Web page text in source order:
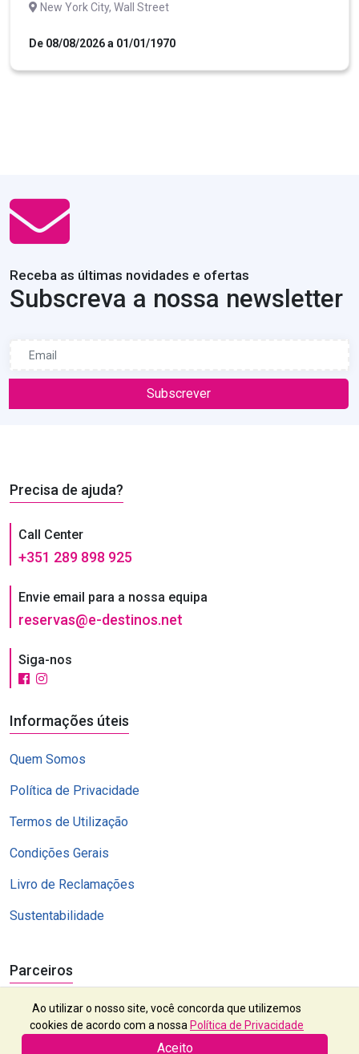
New York City, Wall Street
De 08/08/2026 a 01/01/1970
Receba as últimas novidades e ofertas
Subscreva a nossa newsletter
Subscrever
Precisa de ajuda?
Call Center
+351 289 898 925
Envie email para a nossa equipa
reservas@e-destinos.net
Siga-nos
Informações úteis
Quem Somos
Política de Privacidade
Termos de Utilização
Condições Gerais
Livro de Reclamações
Sustentabilidade
Parceiros
Ao utilizar o nosso site, você concorda que utilizemos
cookies de acordo com a nossa Política de Privacidade
Aceito